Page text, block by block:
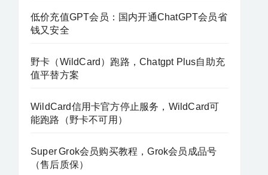
低价充值GPT会员：国内开通ChatGPT会员省
钱又安全
野卡（WildCard）跑路，Chatgpt Plus自助充
值平替方案
WildCard信用卡官方停止服务，WildCard可
能跑路（野卡不可用）
Super Grok会员购买教程，Grok会员成品号
（售后质保）